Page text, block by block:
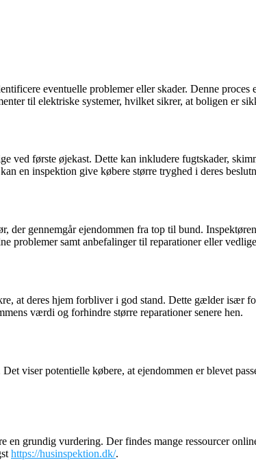
eventuelle problemer eller skader. Denne
til elektriske systemer, hvilket sikrer, at boligen er
ved første øjekast. Dette kan inkludere fugtskader,
en inspektion give købere større tryghed i deres
der gennemgår ejendommen fra top til bund.
problemer samt anbefalinger til reparationer eller
at deres hjem forbliver i god stand. Dette gælder
værdi og forhindre større reparationer senere hen.
viser potentielle købere, at ejendommen er blevet
grundig vurdering. Der findes mange ressourcer
https://husinspektion.dk/.